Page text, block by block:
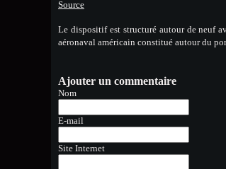
Source
Le dispositif est structuré autour de neuf
aéronaval américain constitué autour du
Ajouter un commentaire
Nom
E-mail
Site Internet